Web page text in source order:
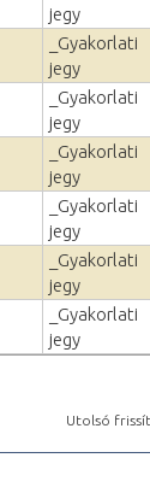
jegy
_Gyakorlati
jegy
_Gyakorlati
jegy
_Gyakorlati
jegy
_Gyakorlati
jegy
_Gyakorlati
jegy
_Gyakorlati
jegy
Utolsó